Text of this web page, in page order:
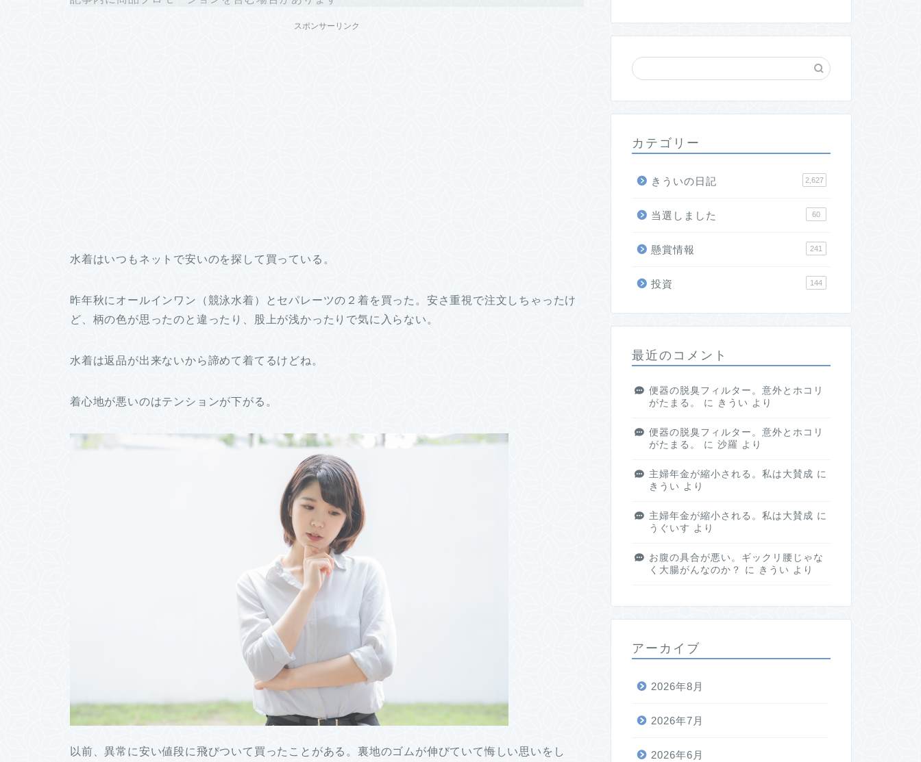
スポンサーリンク
水着はいつもネットで安いのを探して買っている。
昨年秋にオールインワン（競泳水着）とセパレーツの２着を買った。安さ重視で注文しちゃったけ
ど、柄の色が思ったのと違ったり、股上が浅かったりで気に入らない。
水着は返品が出来ないから諦めて着てるけどね。
着心地が悪いのはテンションが下がる。
以前、異常に安い値段に飛びついて買ったことがある。裏地のゴムが伸びていて悔しい思いをし
カテゴリー
きういの日記 2,627
当選しました 60
懸賞情報 241
投資 144
最近のコメント
便器の脱臭フィルター。意外とホコリ
がたまる。
に きうい より
便器の脱臭フィルター。意外とホコリ
がたまる。
に 沙羅 より
主婦年金が縮小される。私は大賛成 に
きうい より
主婦年金が縮小される。私は大賛成 に
うぐいす より
お腹の具合が悪い。ギックリ腰じゃな
く大腸がんなのか？
に きうい より
アーカイブ
2026年8月
2026年7月
2026年6月